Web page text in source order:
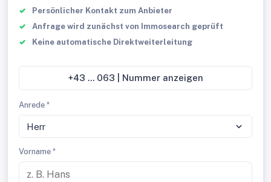
Persönlicher Kontakt zum Anbieter
Anfrage wird zunächst von Immosearch geprüft
Keine automatische Direktweiterleitung
+43 ... 063 | Nummer anzeigen
Anrede *
Herr
Vorname *